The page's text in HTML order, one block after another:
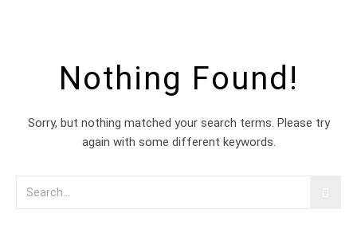
Nothing Found!
Sorry, but nothing matched your search terms. Please try
again with some different keywords.